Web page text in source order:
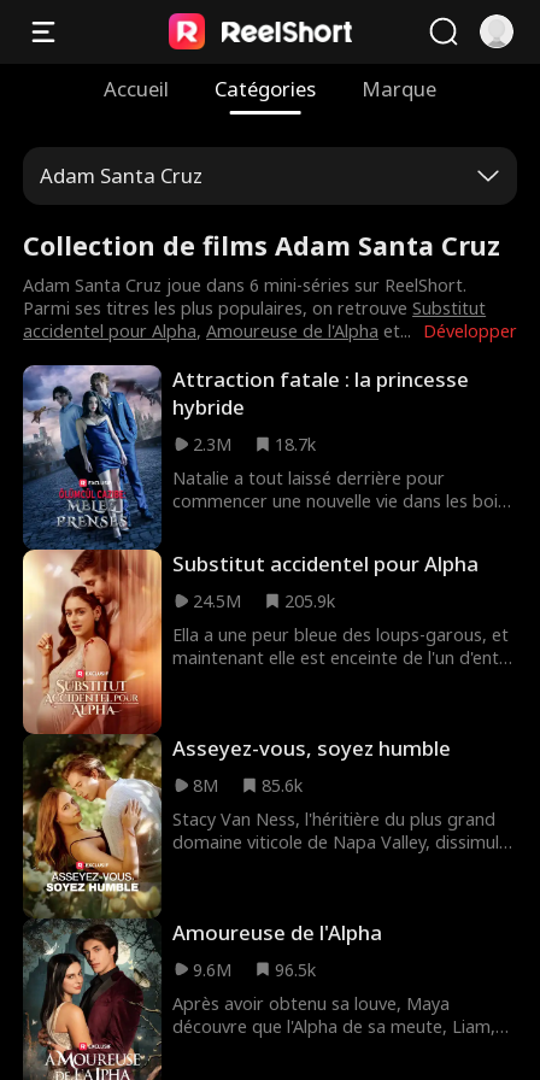
Accueil Catégories Marque
Adam Santa Cruz
Collection de films Adam Santa Cruz
Développer
Adam Santa Cruz joue dans 6 mini-séries sur ReelShort.
Parmi ses titres les plus populaires, on retrouveSubstitut
accidentel pour Alpha,Amoureuse de l'Alpha et...
Attraction fatale : la princesse
hybride
2.3M
18.7k
Natalie a tout laissé derrière pour
commencer une nouvelle vie dans les bois,
son retour, Natalie apprend que ce nouvel
alpha n'est pas qui il semblait, et tout ce
qu'elle savait d'elle-même a été un
mensonge. Peut-elle faire confiance à cet
étranger dangereux alors qu'elle ne peut
Substitut accidentel pour Alpha
24.5M
205.9k
Ella a une peur bleue des loups-garous, et
maintenant elle est enceinte de l'un d'entre
Asseyez-vous, soyez humble
8M
85.6k
Stacy Van Ness, l'héritière du plus grand
domaine viticole de Napa Valley, dissimule
est - la plus riche héritière du pays... mais
personne ne semble la croire ?
Amoureuse de l'Alpha
9.6M
96.5k
Après avoir obtenu sa louve, Maya
découvre que l'Alpha de sa meute, Liam,